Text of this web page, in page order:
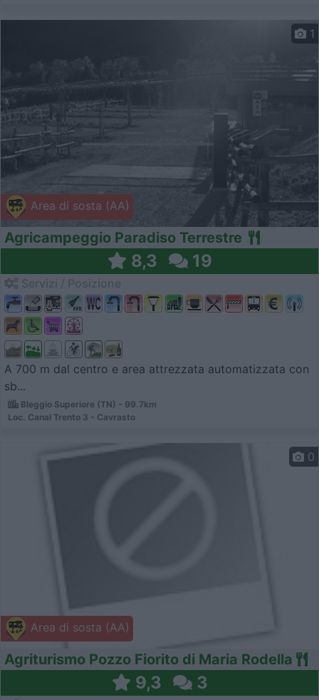
Area di sosta (AA)
1
Agricampeggio Paradiso Terrestre
8,3 19
A 700 m dal centro e area attrezzata automatizzata con
sb...
Bleggio Superiore (TN) - 99.7km
Loc. Canal Trento 3 - Cavrasto
Area di sosta (AA)
0
Agriturismo Pozzo Fiorito di Maria Rodella
9,3 3